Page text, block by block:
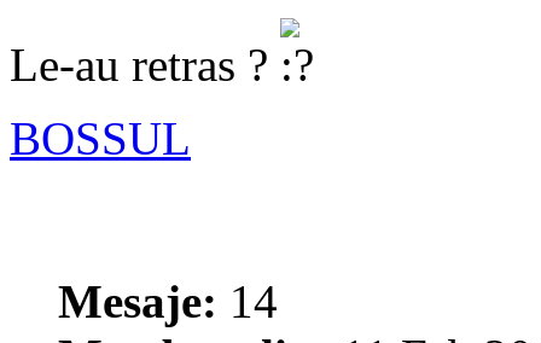
Le-au retras ?
BOSSUL
Mesaje: 14